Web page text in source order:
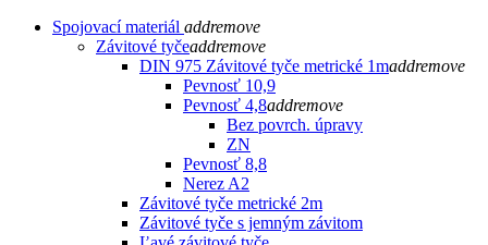
Spojovací materiál addremove
Závitové tyčeaddremove
DIN 975 Závitové tyče metrické 1maddremove
Pevnosť 10,9
Pevnosť 4,8addremove
Bez povrch. úpravy
ZN
Pevnosť 8,8
Nerez A2
Závitové tyče metrické 2m
Závitové tyče s jemným závitom